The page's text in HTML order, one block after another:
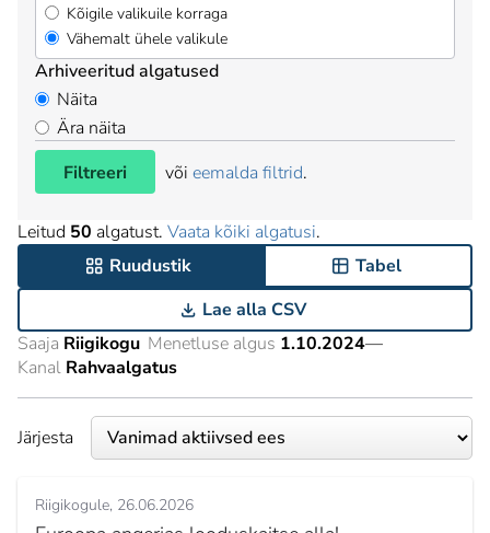
Kõigile valikuile korraga
Vähemalt ühele valikule
Arhiveeritud algatused
Näita
Ära näita
Filtreeri
või eemalda filtrid.
Leitud 50 algatust. Vaata kõiki algatusi.
Ruudustik
Tabel
Lae alla CSV
Saaja Riigikogu Menetluse algus 1.10.2024—
Kanal Rahvaalgatus
Järjesta
Riigikogule 26.06.2026